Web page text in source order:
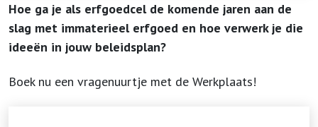
Hoe ga je als erfgoedcel de komende jaren aan de
slag met immaterieel erfgoed en hoe verwerk je die
ideeën in jouw beleidsplan?
Boek nu een vragenuurtje met de Werkplaats!